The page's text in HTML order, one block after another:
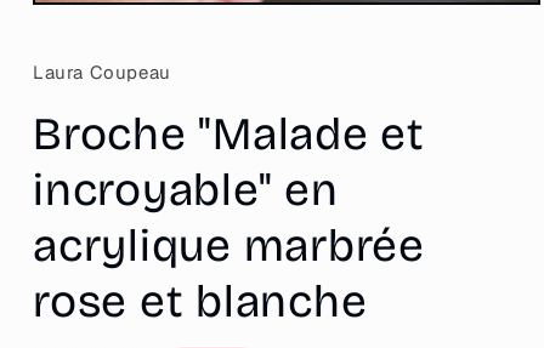
Ouvrir
1
dans
fenêtre
modale
Laura Coupeau
Broche "Malade et
incroyable" en
acrylique marbrée
rose et blanche